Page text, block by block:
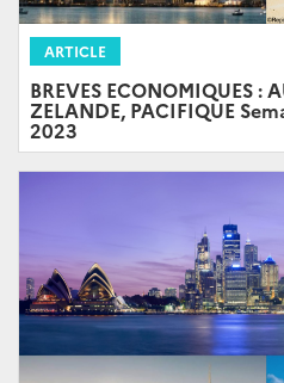
ARTICLE
BREVES ECONOMIQUES :
ZELANDE, PACIFIQUE
2023